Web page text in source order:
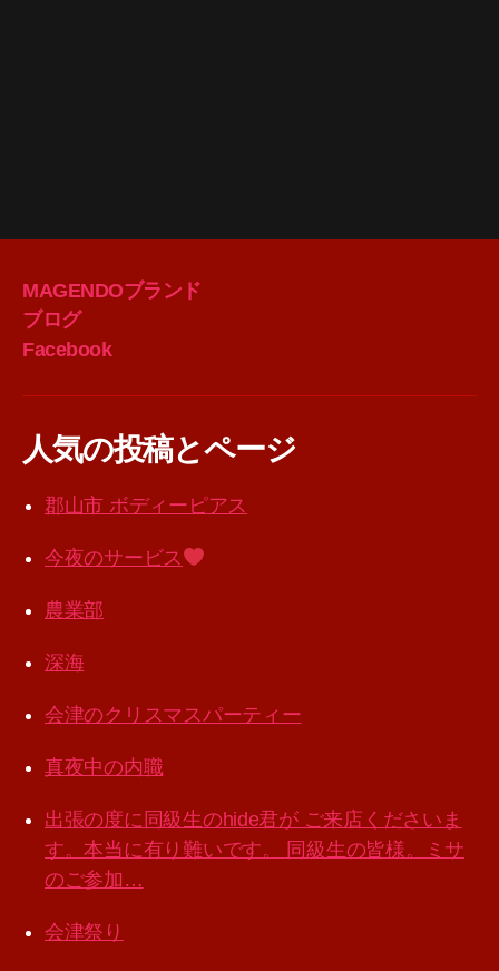
MAGENDOブランド
ブログ
Facebook
人気の投稿とページ
郡山市 ボディーピアス
今夜のサービス
農業部
深海
会津のクリスマスパーティー
真夜中の内職
出張の度に同級生のhide君が ご来店くださいま
す。本当に有り難いです。 同級生の皆様。ミサ
のご参加…
会津祭り